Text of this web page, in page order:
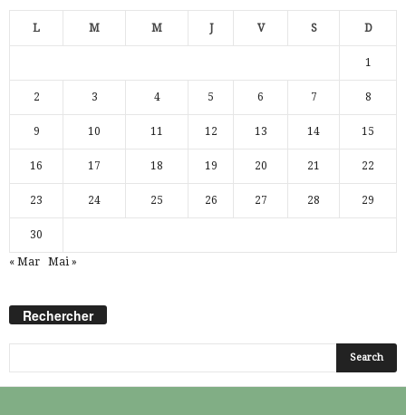
L M M J V S D
1
2 3 4 5 6 7 8
9 10 11 12 13 14 15
16 17 18 19 20 21 22
23 24 25 26 27 28 29
30
« Mar Mai »
Rechercher